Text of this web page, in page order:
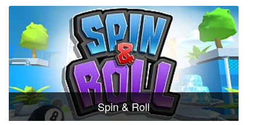
Spin & Roll